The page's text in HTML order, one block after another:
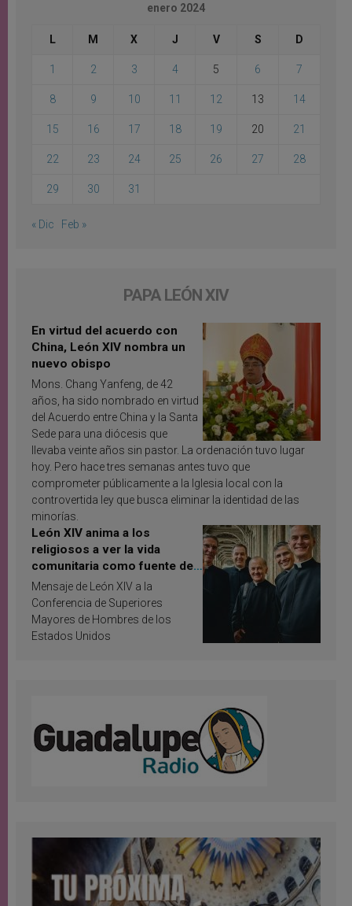
enero 2024
L M X J V S D
1 2 3 4 5 6 7
8 9 10 11 12 13 14
15 16 17 18 19 20 21
22 23 24 25 26 27 28
29 30 31
« Dic Feb »
PAPA LEÓN XIV
En virtud del acuerdo con
China, León XIV nombra un
nuevo obispo
Mons. Chang Yanfeng, de 42
años, ha sido nombrado en virtud
del Acuerdo entre China y la Santa
Sede para una diócesis que
llevaba veinte años sin pastor. La ordenación tuvo lugar
hoy. Pero hace tres semanas antes tuvo que
comprometer públicamente a la Iglesia local con la
controvertida ley que busca eliminar la identidad de las
minorías.
León XIV anima a los
religiosos a ver la vida
comunitaria como fuente de
inspiración y santificación
Mensaje de León XIV a la
Conferencia de Superiores
Mayores de Hombres de los
Estados Unidos